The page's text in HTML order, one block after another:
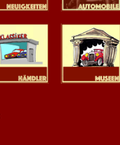
Youngtimer